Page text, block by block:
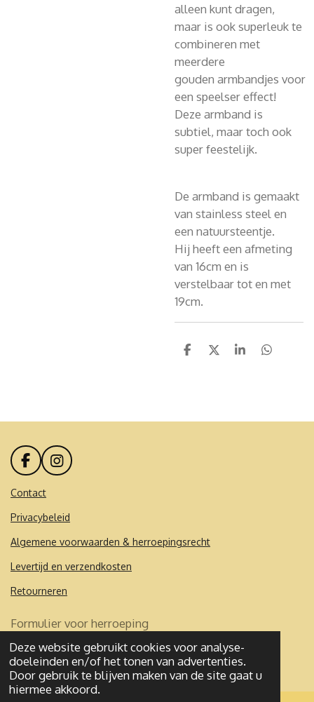
Deze website gebruikt cookies voor analyse-
doeleinden en/of het tonen van advertenties.
Door gebruik te blijven maken van de site gaat u
hiermee akkoord.
alleen kunt dragen,
maar is ook superleuk te
combineren met
meerdere
gouden armbandjes voor
een speelser effect!
Deze armband is
subtiel, maar toch ook
super feestelijk.
De armband is gemaakt
van stainless steel en
een natuursteentje.
Hij heeft een afmeting
van 16cm en is
verstelbaar tot en met
19cm.
D
D
S
D
F
a
c
b
o
k
I
n
a
r
a
Contact
Privacybeleid
Algemene voorwaarden & herroepingsrecht
Levertijd en verzendkosten
Retourneren
Formulier voor herroeping
© 2020 - 2026 Mademoibelles
Powered byJouwWeb